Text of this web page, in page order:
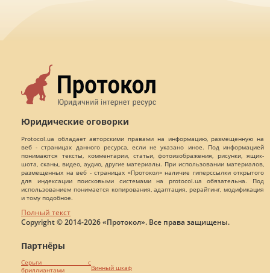
Юридические оговорки
Protocol.ua обладает авторскими правами на информацию, размещенную на
веб - страницах данного ресурса, если не указано иное. Под информацией
понимаются тексты, комментарии, статьи, фотоизображения, рисунки, ящик-
шота, сканы, видео, аудио, другие материалы. При использовании материалов,
размещенных на веб - страницах «Протокол» наличие гиперссылки открытого
для индексации поисковыми системами на protocol.ua обязательна. Под
использованием понимается копирования, адаптация, рерайтинг, модификация
и тому подобное.
Полный текст
Copyright © 2014-2026 «Протокол». Все права защищены.
Партнёры
Серьги с
бриллиантами
Винный шкаф